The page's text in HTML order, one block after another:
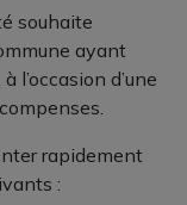
souhaite
ayant
l’occasion d’une
rapidement
: